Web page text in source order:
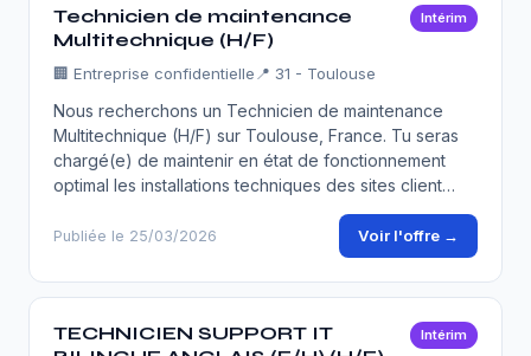
Technicien de maintenance
Multitechnique (H/F)
Intérim
🏢 Entreprise confidentielle 📍 31 - Toulouse
Nous recherchons un Technicien de maintenance
Multitechnique (H/F) sur Toulouse, France. Tu seras
chargé(e) de maintenir en état de fonctionnement
optimal les installations techniques des sites client…
Publiée le 25/03/2026 Voir l'offre →
TECHNICIEN SUPPORT IT
Intérim